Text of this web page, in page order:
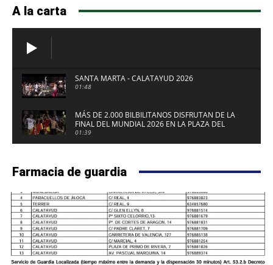
A la carta
SANTA MARTA - CALATAYUD 2026
01:48
MÁS DE 2.000 BILBILITANOS DISFRUTAN DE LA
FINAL DEL MUNDIAL 2026 EN LA PLAZA DEL
FUERTE DE CALATAYUD
01:39
Farmacia de guardia